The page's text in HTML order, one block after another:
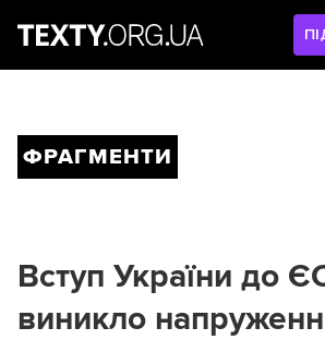
ФРАГМЕНТИ
Вступ України до
виникло